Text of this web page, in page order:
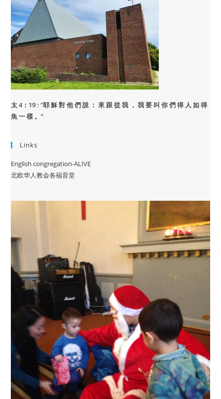
太 4：19 : “耶 穌 對 他 們 說 ： 來 跟 從 我 ， 我 要 叫 你 們 得 人 如 得
魚 一 樣 。”
Links
English congregation-ALIVE
北欧华人教会各福音堂